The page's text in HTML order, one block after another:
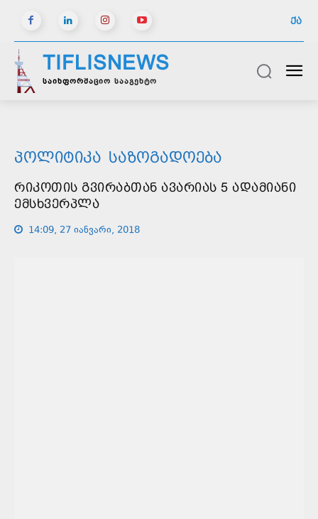
ᲥᲐ
TIFLISNEWS
საინფორმაციო სააგენტო
ᲞᲝᲚᲘᲢᲘᲙᲐ ᲡᲐᲖᲝᲒᲐᲓᲝᲔᲑᲐ
ᲠᲘᲙᲝᲗᲘᲡ ᲒᲕᲘᲠᲐᲑᲗᲐᲜ ᲐᲕᲐᲠᲘᲐᲡ 5 ᲐᲓᲐᲛᲘᲐᲜᲘ
ᲔᲛᲡᲮᲕᲔᲠᲞᲚᲐ
14:09, 27 იანვარი, 2018